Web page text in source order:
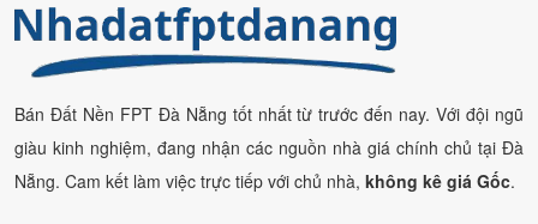
Bán Đất Nền FPT Đà Nẵng tốt nhất từ trước đến nay. Với đội ngũ
giàu kinh nghiệm, đang nhận các nguồn nhà giá chính chủ tại Đà
Nẵng. Cam kết làm việc trực tiếp với chủ nhà, không kê giá Gốc.